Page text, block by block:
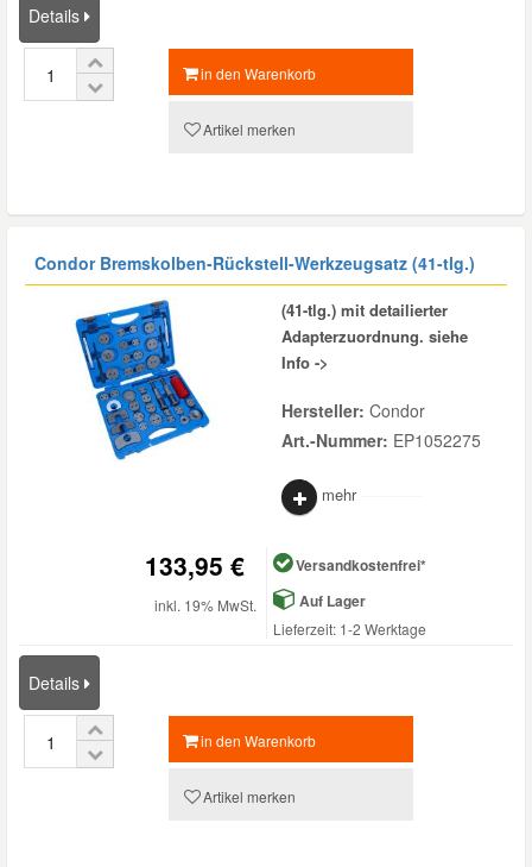
Details
in den Warenkorb
Artikel merken
Condor Bremskolben-Rückstell-Werkzeugsatz (41-tlg.)
(41-tlg.) mit detailierter
Adapterzuordnung. siehe
Info ->
Hersteller: Condor
Art.-Nummer: EP1052275
mehr
133,95 €
inkl. 19% MwSt.
Versandkostenfrei*
Auf Lager
Lieferzeit: 1-2 Werktage
Details
in den Warenkorb
Artikel merken